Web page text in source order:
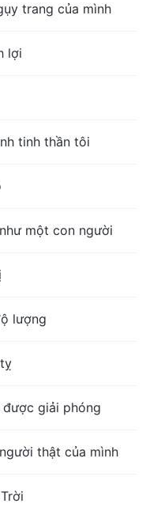
trang của mình
lợi
tinh thần tôi
một con người
lượng
giải phóng
thật của mình